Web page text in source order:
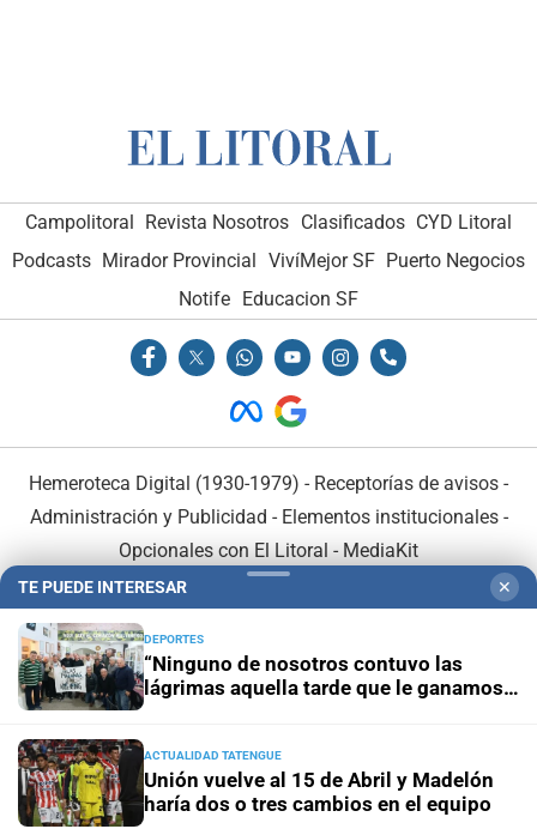
Campolitoral Revista Nosotros Clasificados CYD Litoral
Podcasts Mirador Provincial VivíMejor SF Puerto Negocios
Notife Educacion SF
Hemeroteca Digital (1930-1979) - Receptorías de avisos -
Administración y Publicidad - Elementos institucionales-
Opcionales con El Litoral - MediaKit
En Asociación con:
TE PUEDE INTERESAR ✕
DEPORTES
“Ninguno de nosotros contuvo las
lágrimas aquella tarde que le ganamos a
ACTUALIDAD TATENGUE
Unión vuelve al 15 de Abril y Madelón
haría dos o tres cambios en el equipo